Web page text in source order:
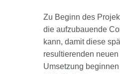
Zu Beginn des
die aufzubauende
kann, damit diese
resultierenden
Umsetzung